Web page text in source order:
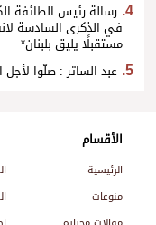
رسالة رئيس الطائفة
في الذكرى السادسة
مستقبلًا يليق بلبنان*
عبد الساتر : صلّوا
الأقسام
الرئيسية
منوعات